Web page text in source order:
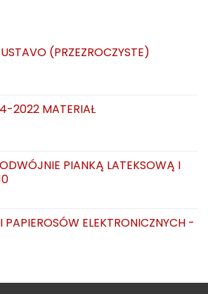
(PRZEZROCZYSTE)
2022 MATERIAŁ
PIANKĄ LATEKSOWĄ I
ELEKTRONICZNYCH -